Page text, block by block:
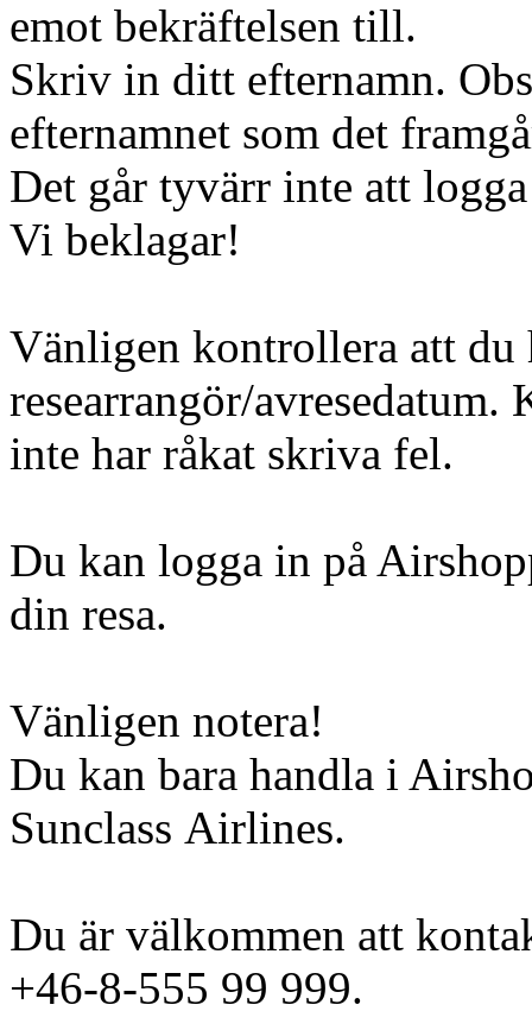
emot bekräftelsen till.
Skriv in ditt efternamn.
efternamnet som det
Det går tyvärr inte att
Vi beklagar!
Vänligen kontrollera att du
researrangör/
inte har råkat skriva fel.
Du kan logga in på
din resa.
Vänligen notera!
Du kan bara handla i
Sunclass Airlines.
Du är välkommen att
+46-8-555 99 999.